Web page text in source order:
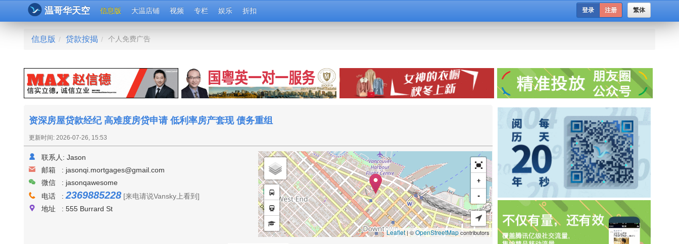
温哥华天空 信息版 大温店铺 视频 专栏 娱乐 折扣 繁体
登录 注册
信息版 / 贷款按揭 / 个人免费广告
资深房屋贷款经纪 高难度房贷申请 低利率房产套现 债务重组
更新时间: 2026-07-26, 15:53
联系人: Jason
邮箱 : jasonqi.mortgages@gmail.com
微信 : jasonqawesome
电话 : 2369885228 [来电请说Vansky上看到]
地址 : 555 Burrard St
+
-
Leaflet| ©OpenStreetMapcontributors